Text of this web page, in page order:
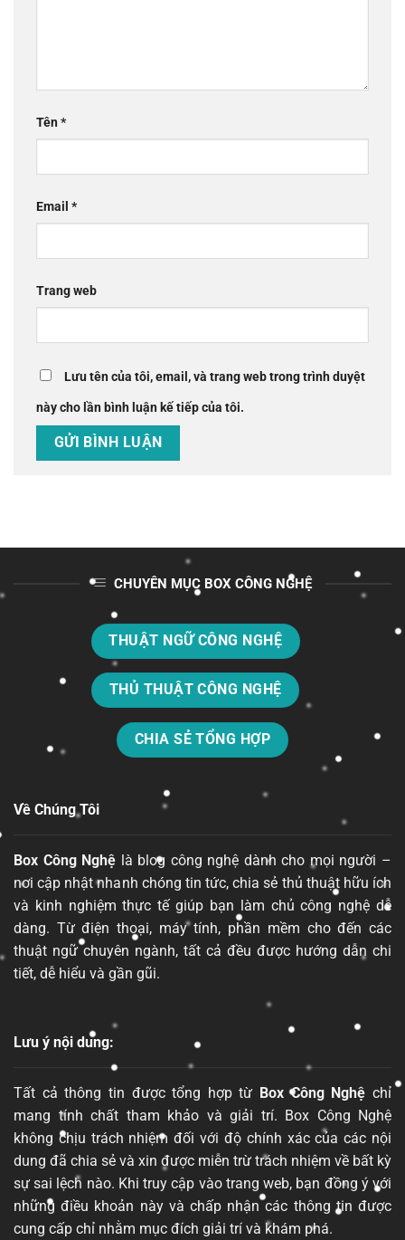
Tên*
Email *
Trang web
Lưu tên của tôi, email, và trang web trong trình duyệt
này cho lần bình luận kế tiếp của tôi.
CHUYÊN MỤC BOX CÔNG NGHỆ
THUẬT NGỮ CÔNG NGHỆ
THỦ THUẬT CÔNG NGHỆ
CHIA SẺ TỔNG HỢP
Về Chúng Tôi
Box Công Nghệ là blog công nghệ dành cho mọi người –
nơi cập nhật nhanh chóng tin tức, chia sẻ thủ thuật hữu ích
và kinh nghiệm thực tế giúp bạn làm chủ công nghệ dễ
dàng. Từ điện thoại, máy tính, phần mềm cho đến các
thuật ngữ chuyên ngành, tất cả đều được hướng dẫn chi
tiết, dễ hiểu và gần gũi.
Lưu ý nội dung:
Tất cả thông tin được tổng hợp từ Box Công Nghệ chỉ
mang tính chất tham khảo và giải trí. Box Công Nghệ
không chịu trách nhiệm đối với độ chính xác của các nội
dung đã chia sẻ và xin được miễn trừ trách nhiệm về bất kỳ
sự sai lệch nào. Khi truy cập vào trang web, bạn đồng ý với
những điều khoản này và chấp nhận các thông tin được
cung cấp chỉ nhằm mục đích giải trí và khám phá.